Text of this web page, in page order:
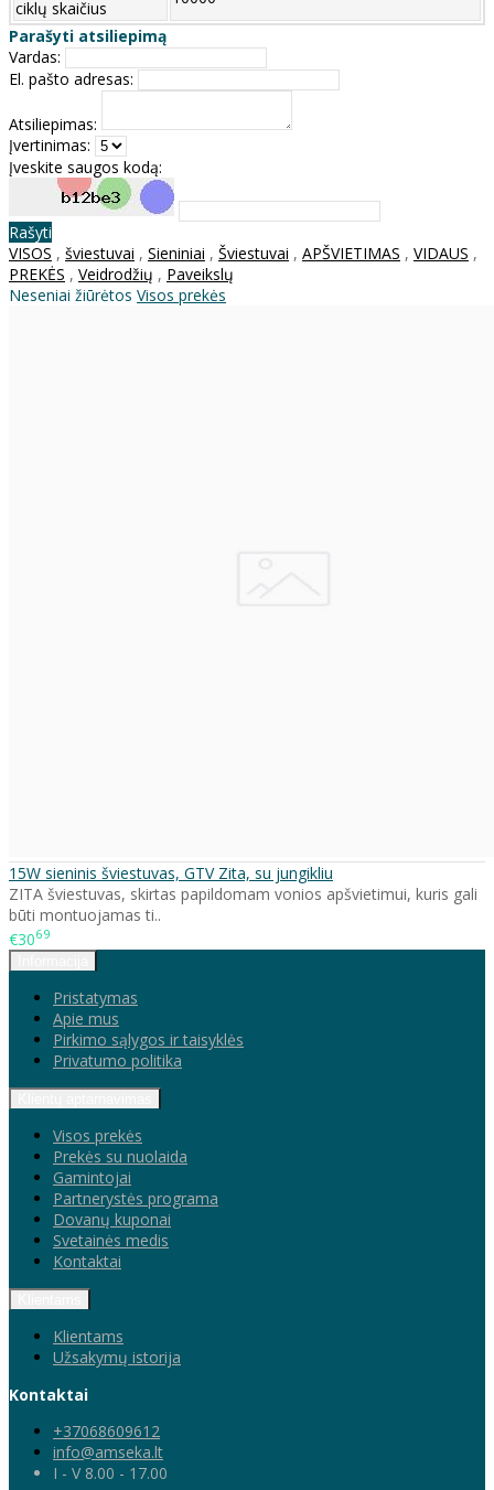
ciklų skaičius
Parašyti atsiliepimą
Vardas:
El. pašto adresas:
Atsiliepimas:
Įvertinimas:
Įveskite saugos kodą:
Rašyti
VISOS , šviestuvai , Sieniniai , Šviestuvai , APŠVIETIMAS , VIDAUS ,
PREKĖS , Veidrodžių , Paveikslų
Neseniai žiūrėtos Visos prekės
15W sieninis šviestuvas, GTV Zita, su jungikliu
ZITA šviestuvas, skirtas papildomam vonios apšvietimui, kuris gali
būti montuojamas ti..
€3069
Pristatymas
Apie mus
Pirkimo sąlygos ir taisyklės
Privatumo politika
Visos prekės
Prekės su nuolaida
Gamintojai
Partnerystės programa
Dovanų kuponai
Svetainės medis
Kontaktai
Klientams
Užsakymų istorija
Kontaktai
+37068609612
info@amseka.lt
I - V 8.00 - 17.00